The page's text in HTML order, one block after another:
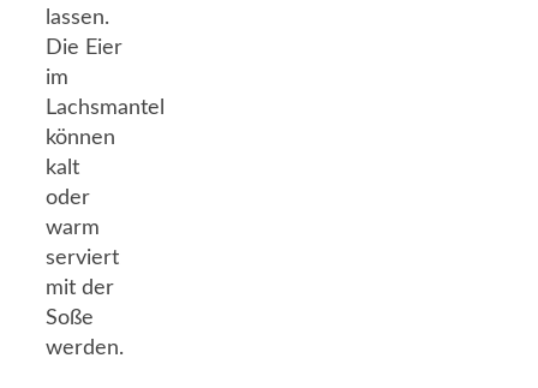
lassen.
Die Eier
im
Lachsmantel
können
kalt
oder
warm
serviert
mit der
Soße
werden.